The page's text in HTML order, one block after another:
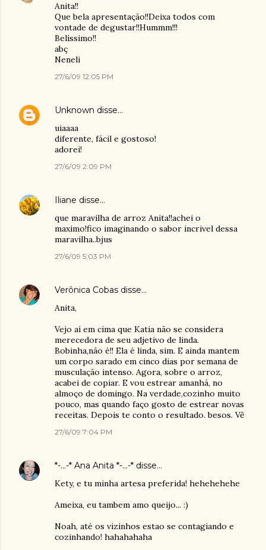
Anita!!
Que bela apresentação!!Deixa todos com
vontade de degustar!!Hummm!!!
Belíssimo!!
abç
Neneli
27/6/09 12:05 PM
Unknown disse…
uiaaaa
diferente, fácil e gostoso!
adorei!
27/6/09 2:09 PM
Iliane disse…
que maravilha de arroz Anita!!achei o
maximo!fico imaginando o sabor incrivel dessa
maravilha..bjus
27/6/09 5:03 PM
Verônica Cobas disse…
Anita,
Vejo aí em cima que Katia não se considera
merecedora de seu adjetivo de linda.
Bobinha,não é!! Ela é linda, sim. E ainda mantem
um corpo sarado em cinco dias por semana de
musculação intenso. Agora, sobre o arroz,
acabei de copiar. E vou estrear amanhá, no
almoço de domingo. Na verdade,cozinho muito
pouco, mas quando faço gosto de estrear novas
receitas. Depois te conto o resultado. besos. Vê
27/6/09 7:04 PM
*-...-* Ana Anita *-...-* disse…
Kety, e tu minha artesa preferida! hehehehehe
Ameixa, eu tambem amo queijo... :)
Noah, até os vizinhos estao se contagiando e
cozinhando! hahahahaha